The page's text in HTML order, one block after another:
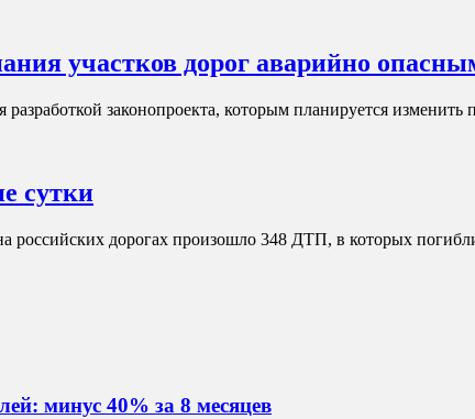
участков дорог аварийно
законопроекта, которым планируется изменить
сутки
дорогах произошло 348 ДТП, в которых
минус 40% за 8 месяцев